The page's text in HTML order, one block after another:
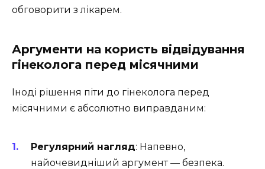
обговорити з лікарем.
Аргументи на користь відвідування
гінеколога перед місячними
Іноді рішення піти до гінеколога перед
місячними є абсолютно виправданим:
Регулярний нагляд: Напевно,
найочевидніший аргумент — безпека.